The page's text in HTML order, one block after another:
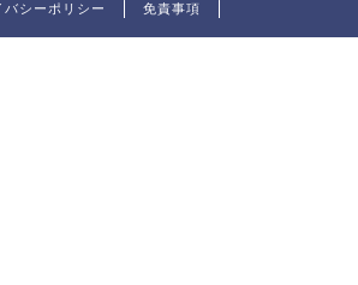
バシーポリシー 免責事項